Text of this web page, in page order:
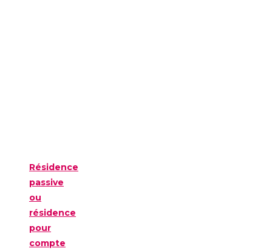
Résidence
passive
ou
résidence
pour
compte